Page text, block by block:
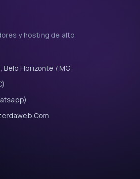
y hosting de alto
Belo Horizonte / MG